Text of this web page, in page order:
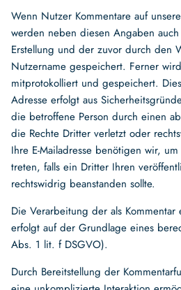
Wenn Nutzer Kommentare auf
werden neben diesen Angaben
Erstellung und der zuvor durch den
Nutzername gespeichert. Ferner
mitprotokolliert und gespeichert.
Adresse erfolgt aus
die betroffene Person durch einen
die Rechte Dritter verletzt oder
Ihre E-Mailadresse benötigen wir,
treten, falls ein Dritter Ihren
rechtswidrig beanstanden sollte.
Die Verarbeitung der als
erfolgt auf der Grundlage eines
Abs. 1 lit. f DSGVO).
Durch Bereitstellung der